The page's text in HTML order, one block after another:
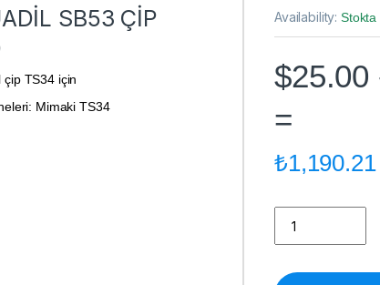
SB53 ÇİP
TS34 için
Mimaki TS34
Availability:Stokta
$25.00
=
₺1,190.21